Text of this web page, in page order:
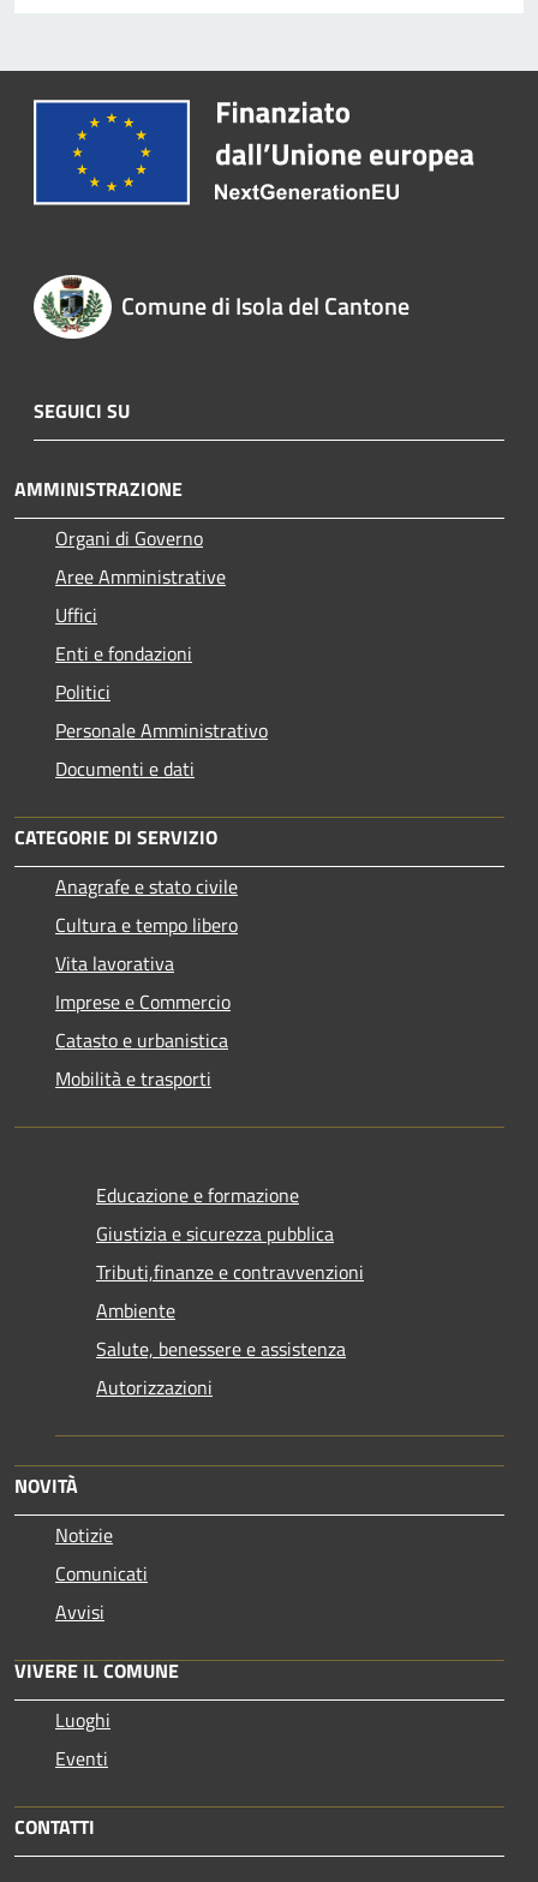
Comune di Isola del Cantone
SEGUICI SU
AMMINISTRAZIONE
Organi di Governo
Aree Amministrative
Uffici
Enti e fondazioni
Politici
Personale Amministrativo
Documenti e dati
CATEGORIE DI SERVIZIO
Anagrafe e stato civile
Cultura e tempo libero
Vita lavorativa
Imprese e Commercio
Catasto e urbanistica
Mobilità e trasporti
Educazione e formazione
Giustizia e sicurezza pubblica
Tributi,finanze e contravvenzioni
Ambiente
Salute, benessere e assistenza
Autorizzazioni
NOVITÀ
Notizie
Comunicati
Avvisi
VIVERE IL COMUNE
Luoghi
Eventi
CONTATTI